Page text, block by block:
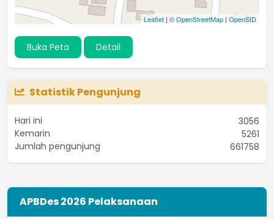
Leaflet | © OpenStreetMap | OpenSID
Buka Peta Detail
Statistik Pengunjung
Hari ini
3056
Kemarin
5261
Jumlah pengunjung
661758
APBDes 2026 Pelaksanaan